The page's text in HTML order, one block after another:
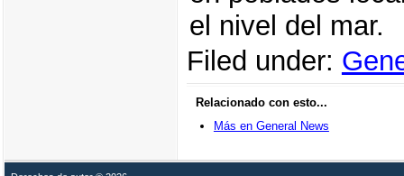
el nivel del mar.
Filed under:
Relacionado con esto...
Más en General News